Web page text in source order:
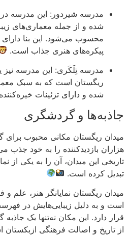
شده و از جمله معماری‌های
محسوب می‌شود. این بنا
پیکره‌های هنری جذاب است.
مدرسه تِلَکَری: این مدرسه نیز
ریگستان است که به سبک
شده و دارای تزئینات
جاذبه‌ها و گردشگری
میدان ریگستان مکانی محبوب
هزاران بازدیدکننده را به خود جذب
تاریخی این میدان، آن را به یکی از
تبدیل کرده است.
میدان ریگستان نمایانگر هنر، علم
است و به دلیل زیبایی‌هایش در
قرار دارد. این مکان نه‌تنها یک
از تاریخ و اصالت فرهنگی